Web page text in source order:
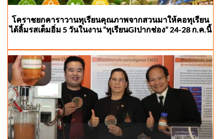
โคราชยกคาราวานทุเรียนคุณภาพจากสวนมาให้คอทุเรียน
ได้ลิ้มรสเต็มอิ่ม 5 วันในงาน “ทุเรียนGIปากช่อง” 24-28 ก.ค.นี้